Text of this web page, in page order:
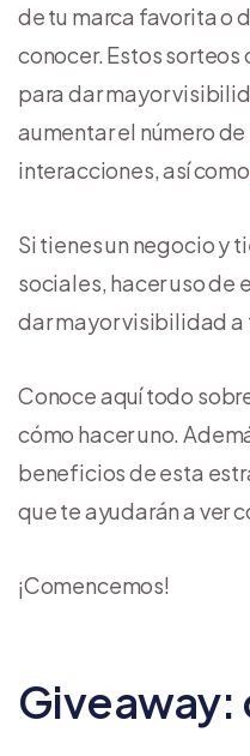
de tu marca favorita o
conocer. Estos sorteos
para dar mayor
aumentar el número
interacciones, así como
Si tienes un negocio y
sociales, hacer uso de
dar mayor visibilidad a
Conoce aquí todo
cómo hacer uno.
beneficios de esta
que te ayudarán a ver
¡Comencemos!
Giveaway: